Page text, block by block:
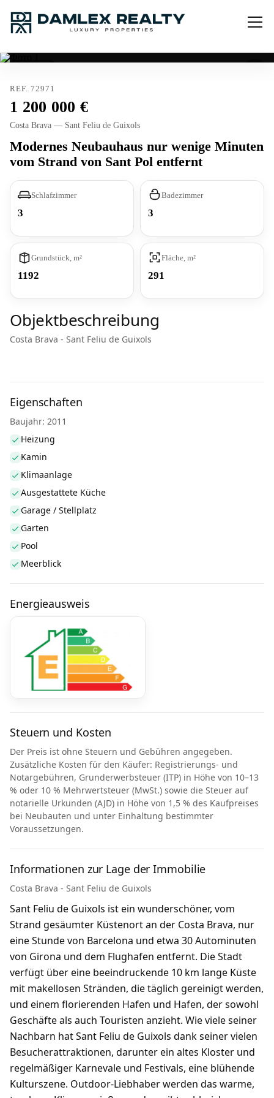
REF. 72971
1 200 000
Costa Brava — Sant Feliu de Guixols
Modernes Neubauhaus nur wenige Minuten
vom Strand von Sant Pol entfernt
Schlafzimmer
3
Badezimmer
3
Grundstück, m²
1192
Fläche, m²
291
Objektbeschreibung
Costa Brava - Sant Feliu de Guixols
Eigenschaften
Baujahr: 2011
Heizung
Kamin
Klimaanlage
Ausgestattete Küche
Garage / Stellplatz
Garten
Pool
Meerblick
Energieausweis
Steuern und Kosten
Der Preis ist ohne Steuern und Gebühren angegeben.
Zusätzliche Kosten für den Käufer: Registrierungs- und
Notargebühren, Grunderwerbsteuer (ITP) in Höhe von 10–13
% oder 10 % Mehrwertsteuer (MwSt.) sowie die Steuer auf
notarielle Urkunden (AJD) in Höhe von 1,5 % des Kaufpreises
bei Neubauten und unter Einhaltung bestimmter
Voraussetzungen.
Informationen zur Lage der Immobilie
Costa Brava - Sant Feliu de Guixols
Sant Feliu de Guixols ist ein wunderschöner, vom
Strand gesäumter Küstenort an der Costa Brava, nur
eine Stunde von Barcelona und etwa 30 Autominuten
von Girona und dem Flughafen entfernt. Die Stadt
verfügt über eine beeindruckende 10 km lange Küste
mit makellosen Stränden, die täglich gereinigt werden,
und einem florierenden Hafen und Hafen, der sowohl
Geschäfte als auch Touristen anzieht. Wie viele seiner
Nachbarn hat Sant Feliu de Guixols dank seiner vielen
Besucherattraktionen, darunter ein altes Kloster und
regelmäßiger Karnevale und Festivals, eine blühende
Kulturszene. Outdoor-Liebhaber werden das warme,